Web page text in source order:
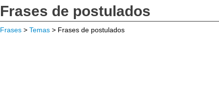
Frases de postulados
Frases > Temas > Frases de postulados